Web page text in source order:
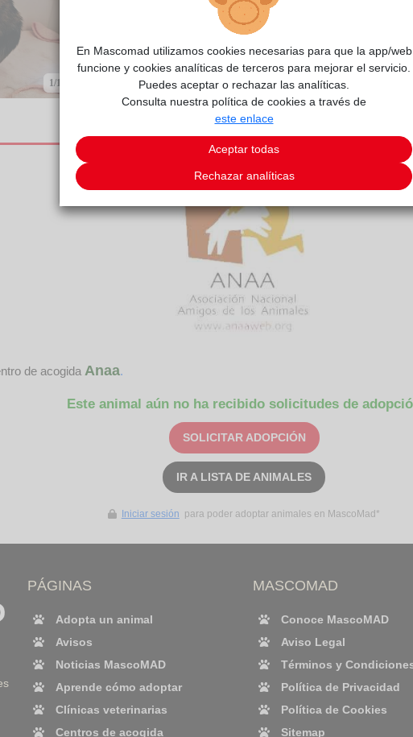
1/1
de acogida Anaa.
Este animal aún no ha recibido solicitudes de
SOLICITAR ADOPCIÓN
IR A LISTA DE ANIMALES
Iniciar sesión para poder adoptar animales en MascoMad*
PÁGINAS
Adopta un animal
Avisos
Noticias MascoMAD
Aprende cómo adoptar
Clínicas veterinarias
Centros de acogida
MASCOMAD
Conoce MascoMAD
Aviso Legal
Términos y
Política de Privacidad
Política de Cookies
Sitemap
En Mascomad utilizamos cookies necesarias para que la app/web
funcione y cookies analíticas de terceros para mejorar el servicio.
Puedes aceptar o rechazar las analíticas.
Consulta nuestra política de cookies a través de
este enlace
Aceptar todas
Rechazar analíticas